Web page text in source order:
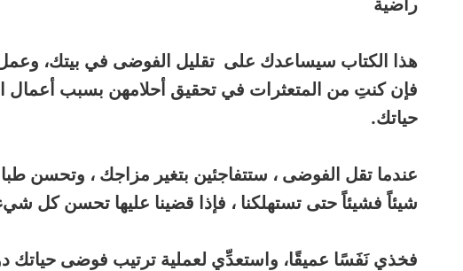
هذا الكتاب سيساعدك على تقليل الفوضى في بيتك،
فإن كنتِ من المتعثرات في تحقيق أحلامهن بسبب أعمال
حياتك.
عندما تقل الفوضى ، ستتفاجئين بتغير مزاجك ، وتحسن
شيئاً فشيئاً حتى تستهلكنا ، فإذا قضينا عليها تحسن كل
فخذي نَفَسًا عميقًا، واستعدِّي لعملية ترتيب فوضى حياتك